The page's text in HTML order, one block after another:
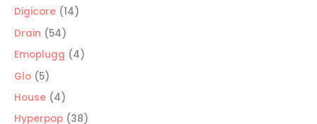
Digicore 1414
Drain 5454
productos
Emoplugg 44
Glo 55
productos
House 44
productos
Hyperpop 3838